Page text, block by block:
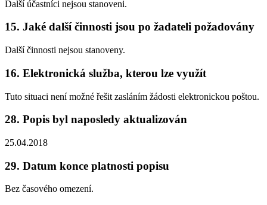
Další účastníci nejsou stanoveni.
15. Jaké další činnosti jsou po žadateli požadovány
Další činnosti nejsou stanoveny.
16. Elektronická služba, kterou lze využít
Tuto situaci není možné řešit zasláním žádosti elektronickou poštou.
28. Popis byl naposledy aktualizován
25.04.2018
29. Datum konce platnosti popisu
Bez časového omezení.